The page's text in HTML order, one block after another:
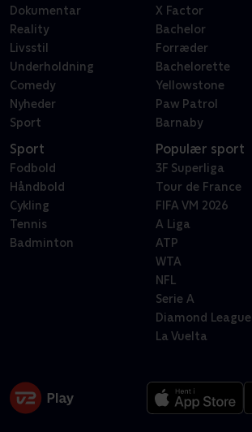
Dokumentar
Reality
Livsstil
Underholdning
Comedy
Nyheder
Sport
X Factor
Bachelor
Forræder
Bachelorette
Yellowstone
Paw Patrol
Barnaby
Sport
Fodbold
Håndbold
Cykling
Tennis
Badminton
Populær sport
3F Superliga
Tour de France
FIFA VM 2026
A Liga
ATP
WTA
NFL
Serie A
Diamond League
La Vuelta